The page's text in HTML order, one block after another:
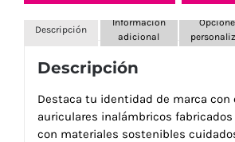
Descripción
Información
adicional
Descripción
Destaca tu identidad de marca con
auriculares inalámbricos fabricados
con materiales sostenibles